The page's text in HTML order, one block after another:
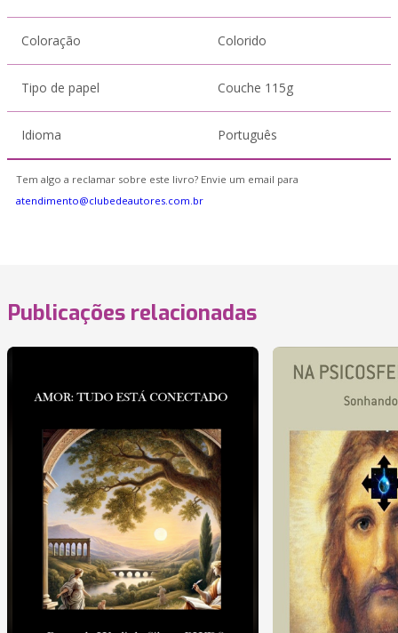
Coloração Colorido
Tipo de papel Couche 115g
Idioma Português
Tem algo a reclamar sobre este livro? Envie um email para
atendimento@clubedeautores.com.br
Publicações relacionadas